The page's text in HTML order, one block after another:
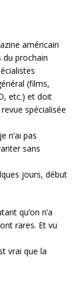
américain
du prochain
(films,
etc.) et doit
spécialisée
n’ai pas
sans
jours, début
qu’on n’a
rares. Et vu
vrai que la